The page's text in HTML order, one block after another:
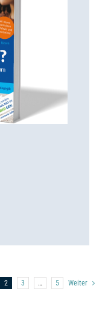
2 3 … 5 Weiter